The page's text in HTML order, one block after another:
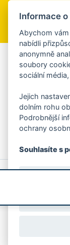
Chcete
ankety,
© 2026 Magistrát
Informace
Abychom
nabídli
anonymně
soubory
sociální
Jejich
dolním rohu
Podrobnější
ochrany
Souhlasíte s